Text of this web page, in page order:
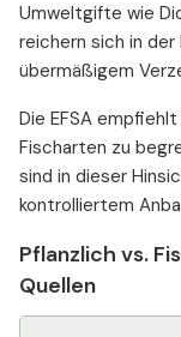
Umweltgifte wie
reichern sich in der
übermäßigem
Die EFSA
Fischarten zu
sind in dieser
kontrolliertem
Pflanzlich vs.
Quellen